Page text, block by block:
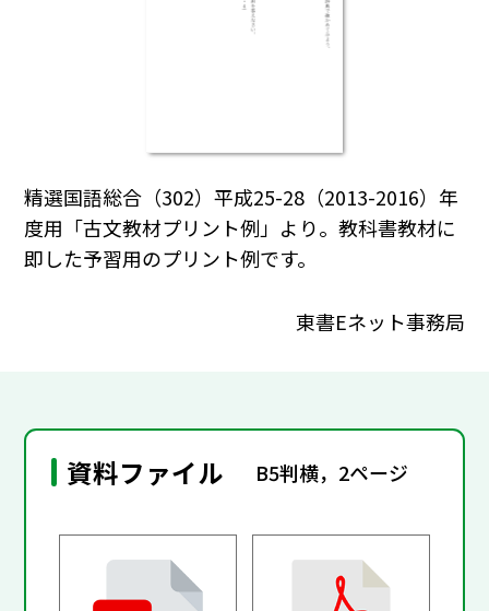
精選国語総合（302）平成25-28（2013-2016）年
度用「古文教材プリント例」より。教科書教材に
即した予習用のプリント例です。
東書Eネット事務局
資料ファイル B5判横，2ページ